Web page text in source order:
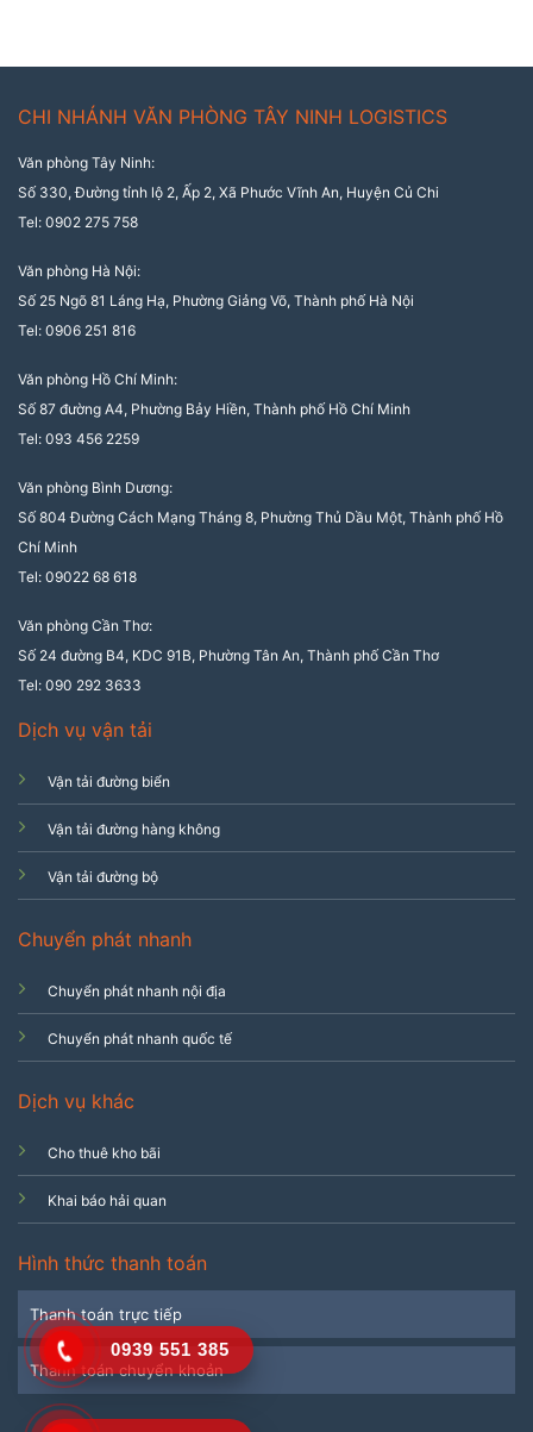
CHI NHÁNH VĂN PHÒNG TÂY NINH LOGISTICS
Văn phòng Tây Ninh:
Số 330, Đường tỉnh lộ 2, Ấp 2, Xã Phước Vĩnh An, Huyện Củ Chi
Tel: 0902 275 758
Văn phòng Hà Nội:
Số 25 Ngõ 81 Láng Hạ, Phường Giảng Võ, Thành phố Hà Nội
Tel: 0906 251 816
Văn phòng Hồ Chí Minh:
Số 87 đường A4, Phường Bảy Hiền, Thành phố Hồ Chí Minh
Tel: 093 456 2259
Văn phòng Bình Dương:
Số 804 Đường Cách Mạng Tháng 8, Phường Thủ Dầu Một, Thành phố Hồ
Chí Minh
Tel: 09022 68 618
Văn phòng Cần Thơ:
Số 24 đường B4, KDC 91B, Phường Tân An, Thành phố Cần Thơ
Tel: 090 292 3633
Dịch vụ vận tải
Vận tải đường biển
Vận tải đường hàng không
Vận tải đường bộ
Chuyển phát nhanh
Chuyển phát nhanh nội địa
Chuyển phát nhanh quốc tế
Dịch vụ khác
Cho thuê kho bãi
Khai báo hải quan
Hình thức thanh toán
Thanh toán trực tiếp
Thanh toán chuyển khoản
0939 551 385